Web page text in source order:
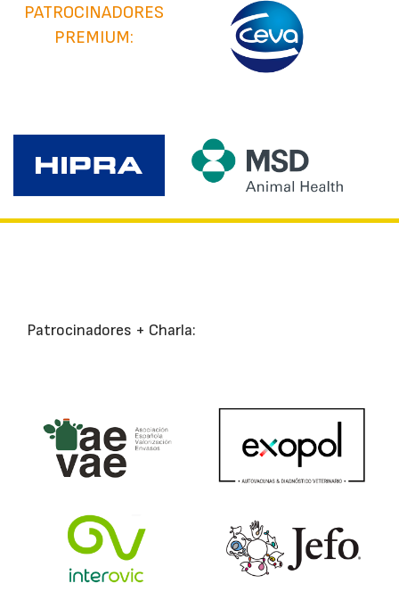
PATROCINADORES
PREMIUM:
Patrocinadores + Charla: